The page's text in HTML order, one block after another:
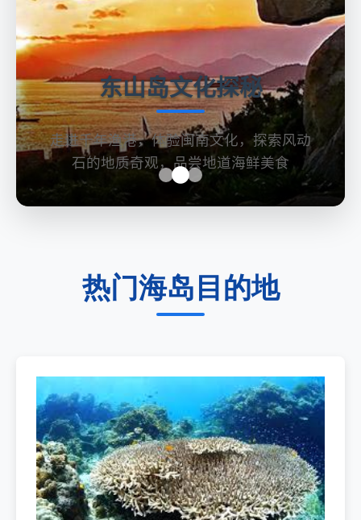
东山岛文化探秘
进千年渔港，体验闽南文化，探索风动
石的地质奇观，品尝地道海鲜美食
探访
热门海岛目的地